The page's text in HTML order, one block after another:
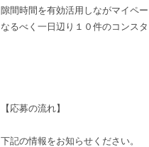
隙間時間を有効活用しながマイペ
なるべく一日辺り１０件のコンス
【応募の流れ】
下記の情報をお知らせください。